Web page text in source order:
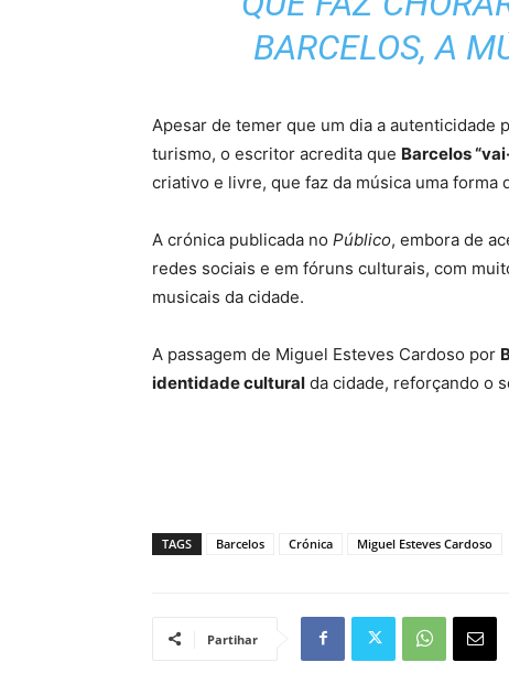
BARCELOS, A
Apesar de temer que um dia a autenticidade
turismo, o escritor acredita que Barcelos
criativo e livre, que faz da música uma forma
A crónica publicada no Público, embora de
redes sociais e em fóruns culturais, com
musicais da cidade.
A passagem de Miguel Esteves Cardoso por
identidade cultural da cidade, reforçando o
TAGS Barcelos Crónica Miguel Esteves Cardoso
Partihar